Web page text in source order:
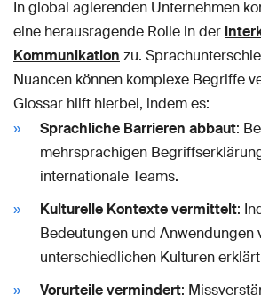
In global agierenden Unternehmen
eine herausragende Rolle in der
Kommunikation zu.
Nuancen können komplexe Begriffe
Glossar hilft hierbei, indem es:
Sprachliche Barrieren abbaut:
mehrsprachigen
internationale Teams.
Kulturelle Kontexte vermittelt:
Bedeutungen und Anwendungen
unterschiedlichen Kulturen
Vorurteile vermindert: